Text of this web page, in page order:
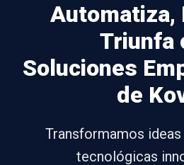
Automatiza,
Triunfa
Soluciones
de
Transformamos
tecnológicas